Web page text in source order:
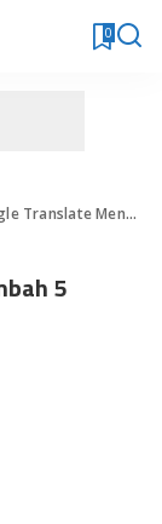
0
Menambah 5 Bahasa Baru
5